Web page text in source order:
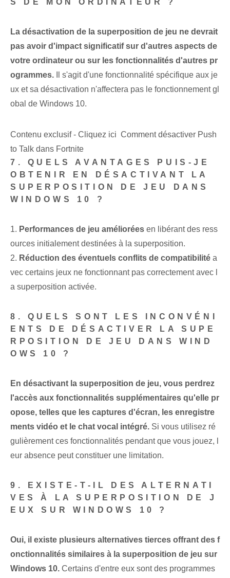
S DE MON ORDINATEUR ?
La désactivation de la superposition de jeu ne devrait
pas avoir d'impact significatif sur d'autres aspects de
votre ordinateur ou sur les fonctionnalités d'autres pr
ogrammes. Il s'agit d'une fonctionnalité spécifique aux je
ux et sa désactivation n'affectera pas le fonctionnement gl
obal de Windows 10.
Contenu exclusif - Cliquez ici Comment désactiver Push
to Talk dans Fortnite
7. QUELS AVANTAGES PUIS-JE
OBTENIR EN DÉSACTIVANT LA
SUPERPOSITION DE JEU DANS
WINDOWS 10 ?
1. Performances de jeu améliorées en libérant des ress
ources initialement destinées à la superposition.
2. Réduction des éventuels conflits de compatibilité a
vec certains jeux ne fonctionnant pas correctement avec l
a superposition activée.
8. QUELS SONT LES INCONVÉNI
ENTS DE DÉSACTIVER LA SUPE
RPOSITION DE JEU DANS WIND
OWS 10 ?
En désactivant la superposition de jeu, vous perdrez
l'accès aux fonctionnalités supplémentaires qu'elle pr
opose, telles que les captures d'écran, les enregistre
ments vidéo et le chat vocal intégré. Si vous utilisez ré
gulièrement ces fonctionnalités pendant que vous jouez, l
eur absence peut constituer une limitation.
9. EXISTE-T-IL DES ALTERNATI
VES À LA SUPERPOSITION DE J
EUX SUR WINDOWS 10 ?
Oui, il existe plusieurs alternatives tierces offrant des f
onctionnalités similaires à la superposition de jeu sur
Windows 10. Certains d'entre eux sont des programmes